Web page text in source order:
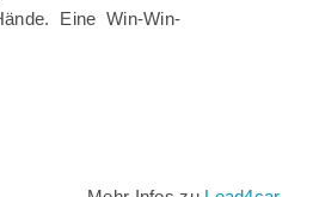
Eine Win-Win-